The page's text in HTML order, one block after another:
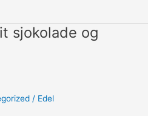
sjokolade og
/ Edel